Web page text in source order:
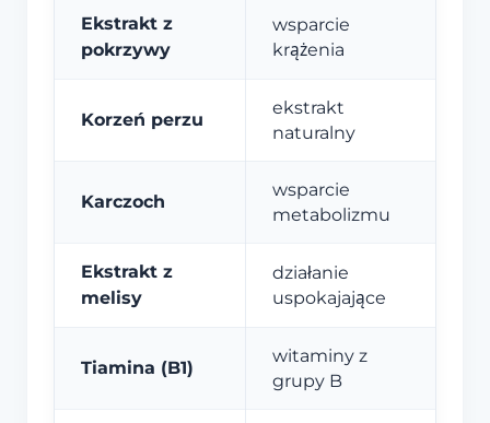
Ekstrakt z
pokrzywy
wsparcie
krążenia
Korzeń perzu
ekstrakt
naturalny
Karczoch
wsparcie
metabolizmu
Ekstrakt z
melisy
działanie
uspokajające
Tiamina (B1)
witaminy z
grupy B